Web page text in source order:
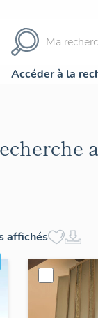
Accéder à la
affichés